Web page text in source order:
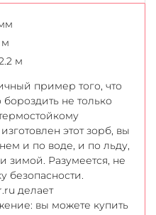
м
м
пример того, что
не только
этот зорб, вы
и по воде, и по льду,
зимой. Разумеется, не
безопасности.
делает
вы можете купить